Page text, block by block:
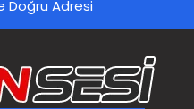
Doğru Adresi